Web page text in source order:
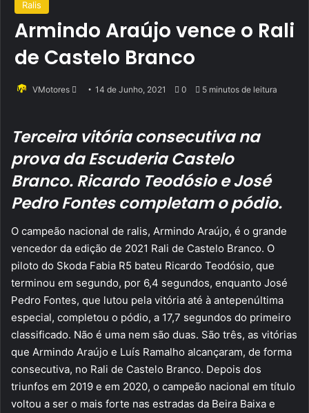
Ralis
Armindo Araújo vence o Rali
de Castelo Branco
VMotores
Send14 de Junho, 2021 0 5 minutos de leitura
Terceira vitória consecutiva na
prova da Escuderia Castelo
Branco. Ricardo Teodósio e José
Pedro Fontes completam o pódio.
O campeão nacional de ralis, Armindo Araújo, é o grande
vencedor da edição de 2021 Rali de Castelo Branco. O
piloto do Skoda Fabia R5 bateu Ricardo Teodósio, que
terminou em segundo, por 6,4 segundos, enquanto José
Pedro Fontes, que lutou pela vitória até à antepenúltima
especial, completou o pódio, a 17,7 segundos do primeiro
classificado. Não é uma nem são duas. São três, as vitórias
que Armindo Araújo e Luís Ramalho alcançaram, de forma
consecutiva, no Rali de Castelo Branco. Depois dos
triunfos em 2019 e em 2020, o campeão nacional em título
voltou a ser o mais forte nas estradas da Beira Baixa e